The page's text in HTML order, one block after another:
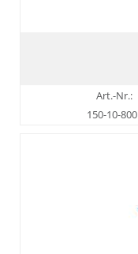
Art.-Nr.:
150-10-800